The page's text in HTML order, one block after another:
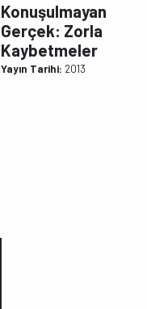
Konuşulmayan
Gerçek: Zorla
Kaybetmeler
Yayın Tarihi: 2013